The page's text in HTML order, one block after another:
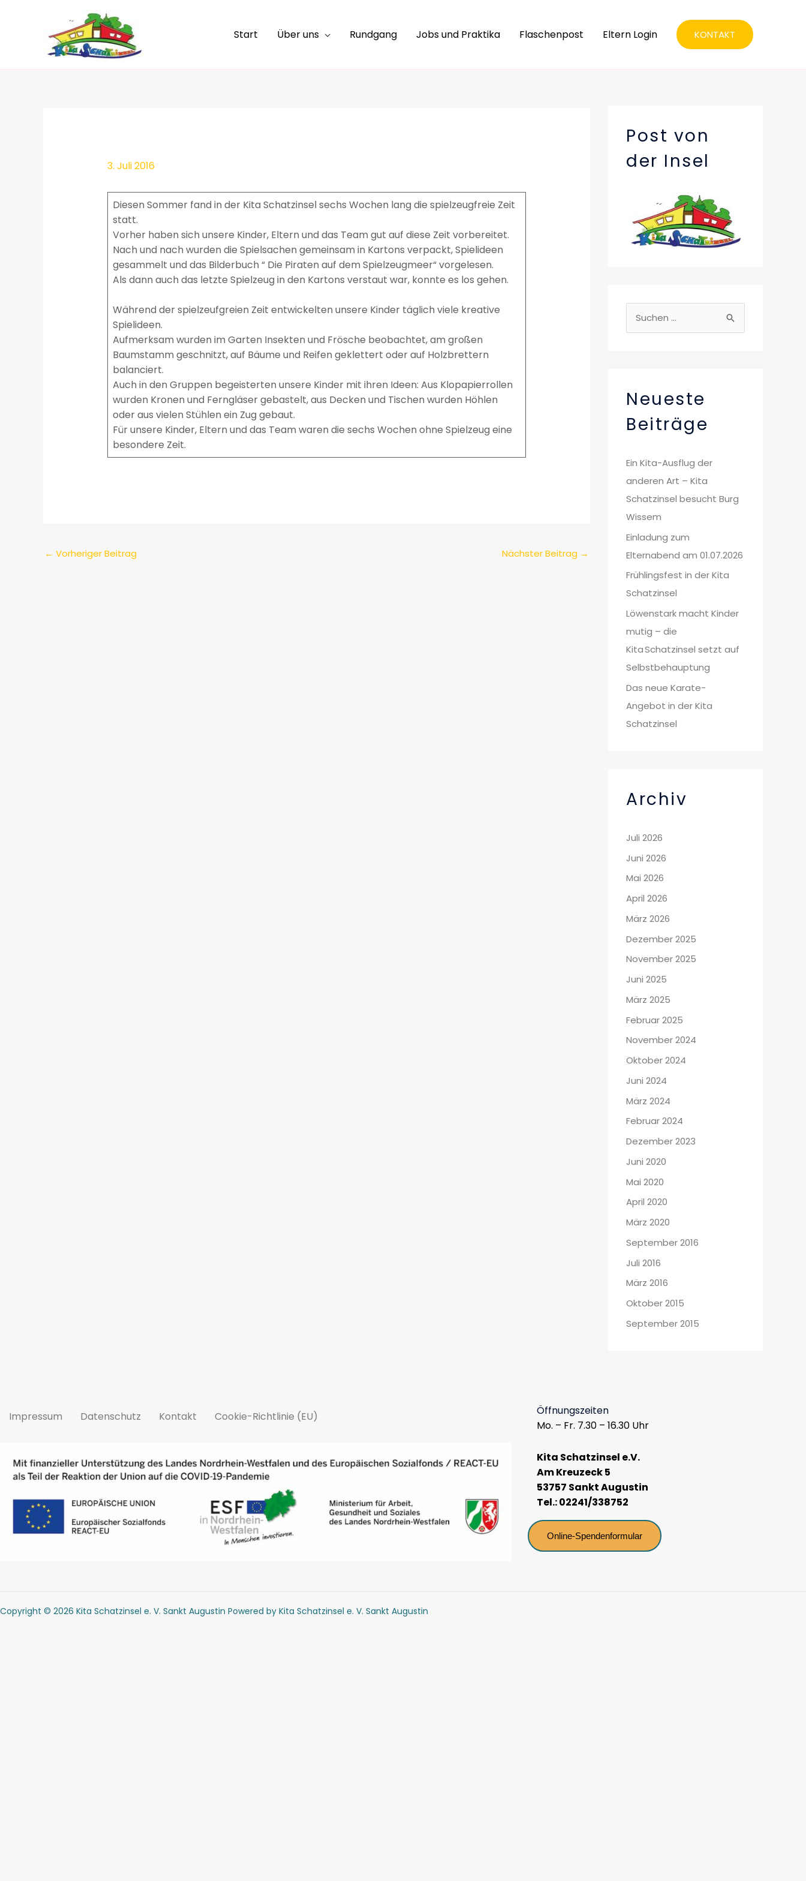
Start Über uns Rundgang Jobs und Praktika Flaschenpost Eltern Login KONTAKT
3. Juli 2016
Diesen Sommer fand in der Kita Schatzinsel sechs Wochen lang die spielzeugfreie Zeit
statt.
Vorher haben sich unsere Kinder, Eltern und das Team gut auf diese Zeit vorbereitet.
Nach und nach wurden die Spielsachen gemeinsam in Kartons verpackt, Spielideen
gesammelt und das Bilderbuch “ Die Piraten auf dem Spielzeugmeer“ vorgelesen.
Als dann auch das letzte Spielzeug in den Kartons verstaut war, konnte es los gehen.
Während der spielzeufgreien Zeit entwickelten unsere Kinder täglich viele kreative
Spielideen.
Aufmerksam wurden im Garten Insekten und Frösche beobachtet, am großen
Baumstamm geschnitzt, auf Bäume und Reifen geklettert oder auf Holzbrettern
balanciert.
Auch in den Gruppen begeisterten unsere Kinder mit ihren Ideen: Aus Klopapierrollen
wurden Kronen und Ferngläser gebastelt, aus Decken und Tischen wurden Höhlen
oder aus vielen Stühlen ein Zug gebaut.
Für unsere Kinder, Eltern und das Team waren die sechs Wochen ohne Spielzeug eine
besondere Zeit.
← Vorheriger Beitrag Nächster Beitrag →
Post von
der Insel
e
n
c
h
:
Neueste
Beiträge
Ein Kita-Ausflug der
anderen Art – Kita
Schatzinsel besucht Burg
Wissem
Einladung zum
Elternabend am 01.07.2026
Frühlingsfest in der Kita
Schatzinsel
Löwenstark macht Kinder
mutig – die
Kita Schatzinsel setzt auf
Selbstbehauptung
Das neue Karate-
Angebot in der Kita
Schatzinsel
Archiv
Juli 2026
Juni 2026
Mai 2026
April 2026
März 2026
Dezember 2025
November 2025
Juni 2025
März 2025
Februar 2025
November 2024
Oktober 2024
Juni 2024
März 2024
Februar 2024
Dezember 2023
Juni 2020
Mai 2020
April 2020
März 2020
September 2016
Juli 2016
März 2016
Oktober 2015
September 2015
Impressum Datenschutz Kontakt Cookie-Richtlinie (EU)
Öffnungszeiten
Mo. – Fr. 7.30 – 16.30 Uhr
Kita Schatzinsel e.V.
Am Kreuzeck 5
53757 Sankt Augustin
Tel.: 02241/338752
Online-Spendenformular
Copyright © 2026 Kita Schatzinsel e. V. Sankt Augustin Powered by Kita Schatzinsel e. V. Sankt Augustin